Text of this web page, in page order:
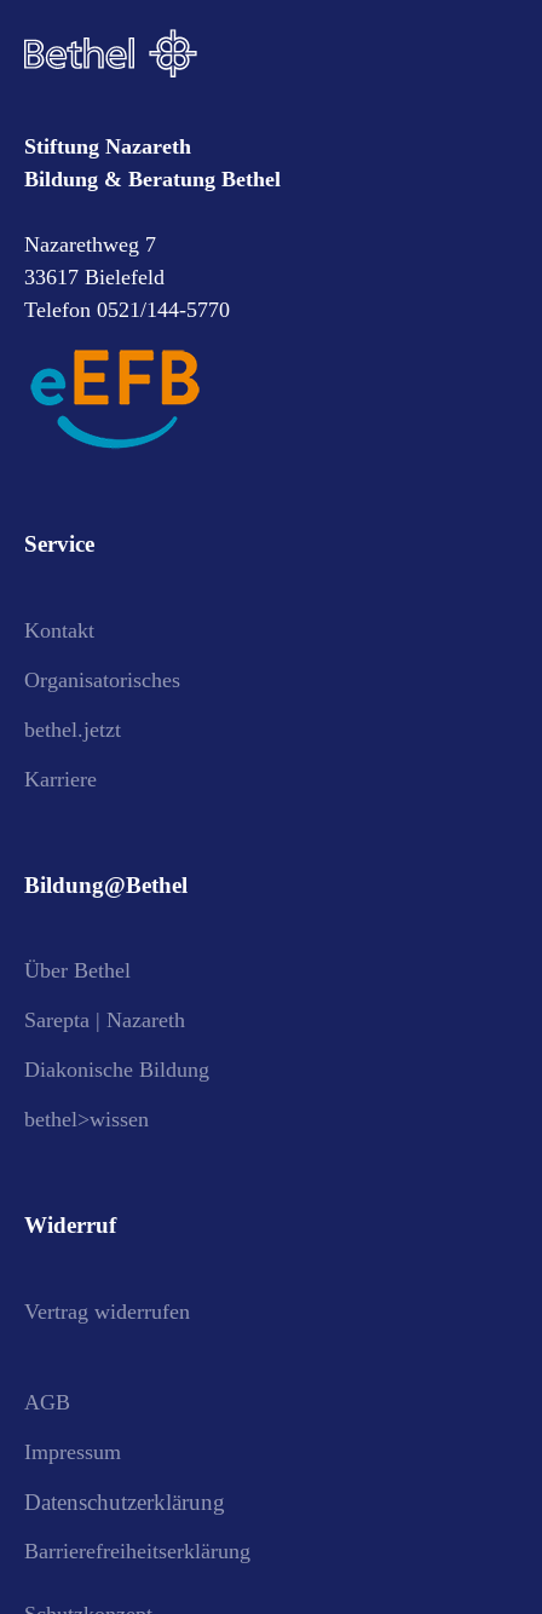
Stiftung Nazareth
Bildung & Beratung Bethel
Nazarethweg 7
33617 Bielefeld
Telefon 0521/144-5770
Service
Kontakt
Organisatorisches
bethel.jetzt
Karriere
Bildung@Bethel
Über Bethel
Sarepta | Nazareth
Diakonische Bildung
bethel>wissen
Widerruf
Vertrag widerrufen
AGB
Impressum
Datenschutzerklärung
Barrierefreiheitserklärung